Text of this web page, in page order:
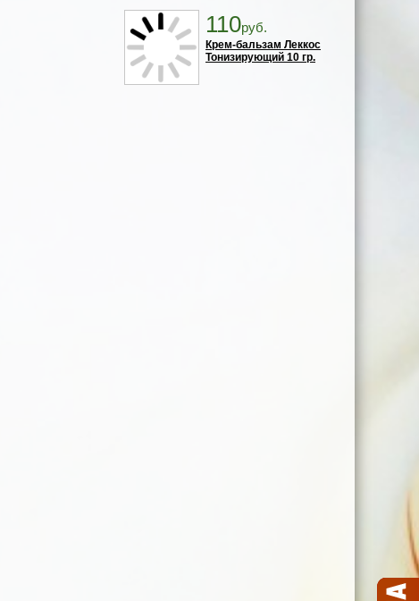
110руб.
Крем-бальзам Леккос
Тонизирующий 10 гр.